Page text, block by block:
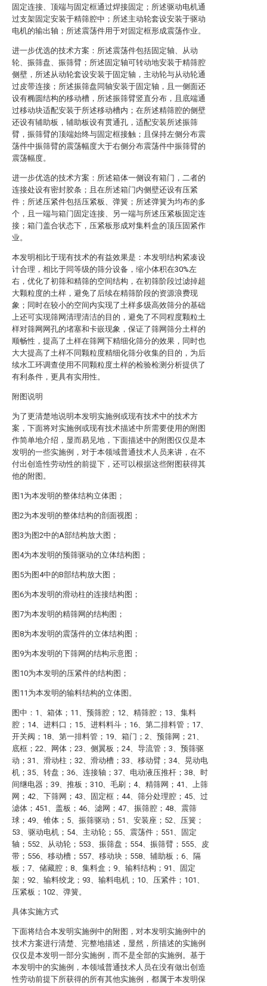
固定连接、顶端与固定框通过焊接固定；所述驱动电机通
过支架固定安装于精筛腔中；所述主动轮套设安装于驱动
电机的输出轴；所述震荡件用于对固定框形成震荡作业。
进一步优选的技术方案：所述震荡件包括固定轴、从动
轮、振筛盘、振筛臂；所述固定轴可转动地安装于精筛腔
侧壁，所述从动轮套设安装于固定轴，主动轮与从动轮通
过皮带连接；所述振筛盘同轴安装于固定轴，且一侧面还
设有椭圆结构的移动槽，所述振筛臂竖直分布，且底端通
过移动块适配安装于所述移动槽内；在所述精筛腔的侧壁
还设有辅助板，辅助板设有贯通孔，适配安装所述振筛
臂，振筛臂的顶端始终与固定框接触；且保持左侧分布震
荡件中振筛臂的震荡幅度大于右侧分布震荡件中振筛臂的
震荡幅度。
进一步优选的技术方案：所述箱体一侧设有箱门，二者的
连接处设有密封胶条；且在所述箱门内侧壁还设有压紧
件；所述压紧件包括压紧板、弹簧；所述弹簧为均布的多
个，且一端与箱门固定连接、另一端与所述压紧板固定连
接；箱门盖合状态下，压紧板形成对集料盒的顶压固紧作
业。
本发明相比于现有技术的有益效果是：本发明结构紧凑设
计合理，相比于同等级的筛分设备，缩小体积在30%左
右，优化了初筛和精筛的空间结构，在初筛阶段过滤掉超
大颗粒度的土样，避免了后续在精筛阶段的资源浪费现
象；同时在较小的空间内实现了土样多级高效筛分的基础
上还可实现筛网清理清洁的目的，避免了不同程度颗粒土
样对筛网网孔的堵塞和卡嵌现象，保证了筛网筛分土样的
顺畅性，提高了土样在筛网下精细化筛分的效果，同时也
大大提高了土样不同颗粒度精细化筛分收集的目的，为后
续水工环调查使用不同颗粒度土样的检验检测分析提供了
有利条件，更具有实用性。
附图说明
为了更清楚地说明本发明实施例或现有技术中的技术方
案，下面将对实施例或现有技术描述中所需要使用的附图
作简单地介绍，显而易见地，下面描述中的附图仅仅是本
发明的一些实施例，对于本领域普通技术人员来讲，在不
付出创造性劳动性的前提下，还可以根据这些附图获得其
他的附图。
图1为本发明的整体结构立体图；
图2为本发明的整体结构的剖面视图；
图3为图2中的A部结构放大图；
图4为本发明的预筛驱动的立体结构图；
图5为图4中的B部结构放大图；
图6为本发明的滑动柱的连接结构图；
图7为本发明的精筛网的结构图；
图8为本发明的震荡件的立体结构图；
图9为本发明的下筛网的结构示意图；
图10为本发明的压紧件的结构图；
图11为本发明的输料结构的立体图。
图中：1、箱体；11、预筛腔；12、精筛腔；13、集料
腔；14、进料口；15、进料料斗；16、第二排料管；17、
开关阀；18、第一排料管；19、箱门；2、预筛网；21、
底框；22、网体；23、侧翼板；24、导流管；3、预筛驱
动；31、滑动柱；32、滑动槽；33、移动臂；34、晃动电
机；35、转盘；36、连接轴；37、电动液压推杆；38、时
间继电器；39、推板；310、毛刷；4、精筛网；41、上筛
网；42、下筛网；43、固定框；44、筛分处理腔；45、过
滤体；451、盖板；46、滤网；47、振筛腔；48、震筛
球；49、锥体；5、振筛驱动；51、安装座；52、压簧；
53、驱动电机；54、主动轮；55、震荡件；551、固定
轴；552、从动轮；553、振筛盘；554、振筛臂；555、皮
带；556、移动槽；557、移动块；558、辅助板；6、隔
板；7、储藏腔；8、集料盒；9、输料结构；91、固定
架；92、输料绞龙；93、输料电机；10、压紧件；101、
压紧板；102、弹簧。
具体实施方式
下面将结合本发明实施例中的附图，对本发明实施例中的
技术方案进行清楚、完整地描述，显然，所描述的实施例
仅仅是本发明一部分实施例，而不是全部的实施例。基于
本发明中的实施例，本领域普通技术人员在没有做出创造
性劳动前提下所获得的所有其他实施例，都属于本发明保